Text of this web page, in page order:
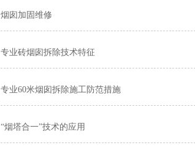
烟囱加固维修
专业砖烟囱拆除技术特征
专业60米烟囱拆除施工防范措施
“烟塔合一”技术的应用